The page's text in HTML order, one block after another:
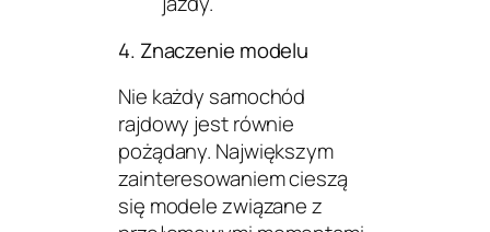
4. Znaczenie modelu
Nie każdy samochód
rajdowy jest równie
pożądany. Największym
zainteresowaniem cieszą
się modele związane z